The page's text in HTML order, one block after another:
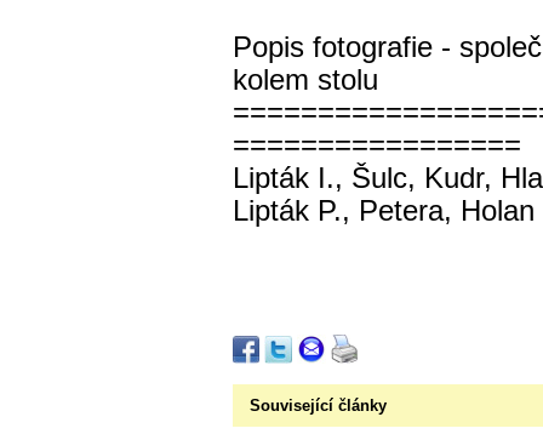
Popis fotografie -
kolem stolu
=================
Lipták I., Šulc, Kudr,
Lipták P., Petera, Holan
Související články